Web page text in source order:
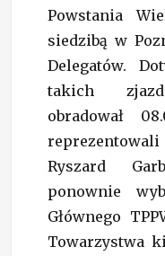
Powstania
siedzibą w
Delegatów.
takich
obradował
Ryszard
ponownie
Głównego
Towarzystwa